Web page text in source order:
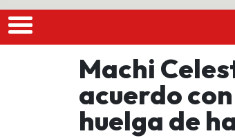
Machi
acuerdo
huelga de